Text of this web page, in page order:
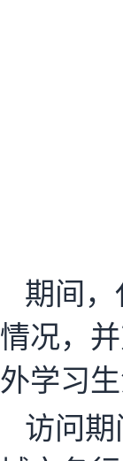
期间
情况，
外学习
访问